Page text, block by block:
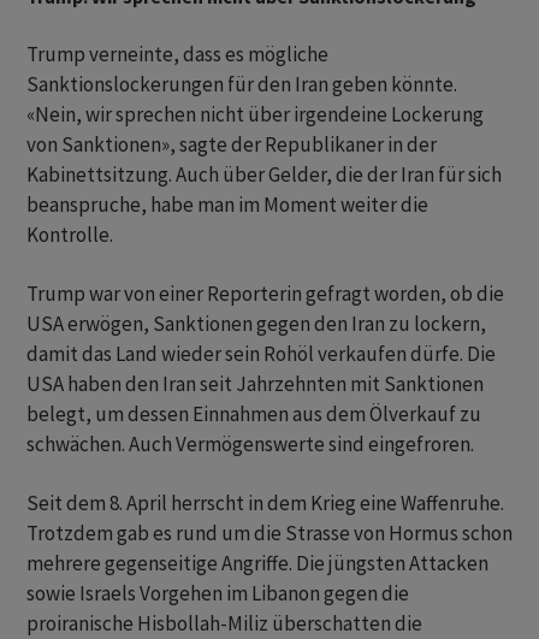
Trump verneinte, dass es mögliche
Sanktionslockerungen für den Iran geben könnte.
«Nein, wir sprechen nicht über irgendeine Lockerung
von Sanktionen», sagte der Republikaner in der
Kabinettsitzung. Auch über Gelder, die der Iran für sich
beanspruche, habe man im Moment weiter die
Kontrolle.
Trump war von einer Reporterin gefragt worden, ob die
USA erwögen, Sanktionen gegen den Iran zu lockern,
damit das Land wieder sein Rohöl verkaufen dürfe. Die
USA haben den Iran seit Jahrzehnten mit Sanktionen
belegt, um dessen Einnahmen aus dem Ölverkauf zu
schwächen. Auch Vermögenswerte sind eingefroren.
Seit dem 8. April herrscht in dem Krieg eine Waffenruhe.
Trotzdem gab es rund um die Strasse von Hormus schon
mehrere gegenseitige Angriffe. Die jüngsten Attacken
sowie Israels Vorgehen im Libanon gegen die
proiranische Hisbollah-Miliz überschatten die